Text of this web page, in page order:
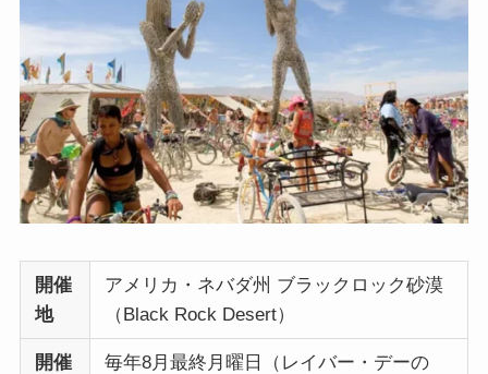
開催
地
アメリカ・ネバダ州 ブラックロック砂漠
（Black Rock Desert）
開催
毎年8月最終月曜日（レイバー・デーの